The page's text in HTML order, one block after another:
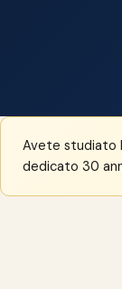
Avete studiato
dedicato 30